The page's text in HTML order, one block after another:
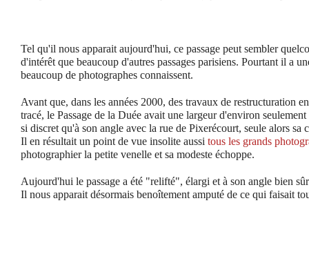
Tel qu'il nous apparait aujourd'hui, ce passage peut sembler
d'intérêt que beaucoup d'autres passages parisiens. Pourtant il a
beaucoup de photographes connaissent.
Avant que, dans les années 2000, des travaux de restructuration
tracé, le Passage de la Duée avait une largeur d'environ
si discret qu'à son angle avec la rue de Pixerécourt, seule alors sa
Il en résultait un point de vue insolite aussi tous les grands
photographier la petite venelle et sa modeste échoppe.
Aujourd'hui le passage a été "relifté", élargi et à son angle bien
Il nous apparait désormais benoîtement amputé de ce qui faisait